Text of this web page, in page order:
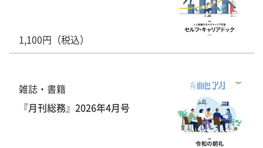
1,100円（税込）
雑誌・書籍
『月刊総務』2026年4月号